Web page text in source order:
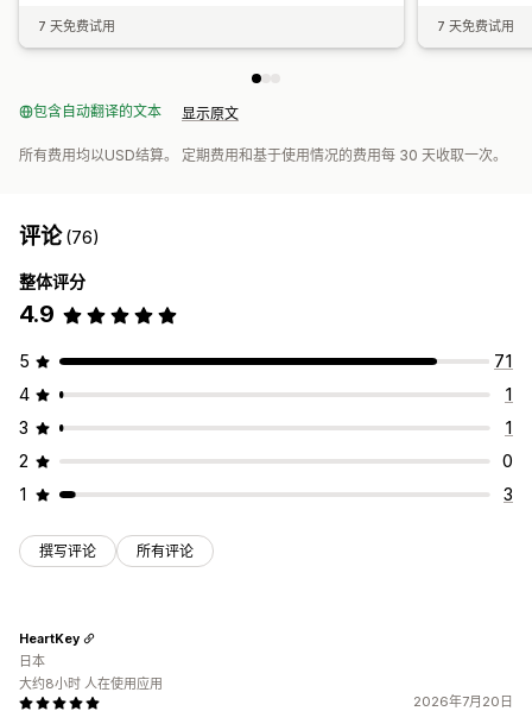
7 天免费试用 7 天免费试用
包含自动翻译的文本 显示原文
所有费用均以USD结算。 定期费用和基于使用情况的费用每 30 天收取一次。
评论(76)
整体评分
4.9
5
71
4
1
3
1
2
0
1
3
撰写评论 所有评论
2026年7月20日
HeartKey
日本
大约8小时 人在使用应用